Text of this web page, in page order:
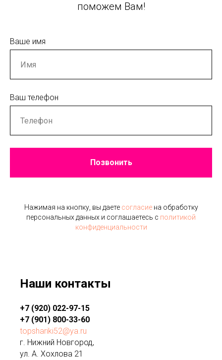
поможем Вам!
Ваше имя
Ваш телефон
Позвонить
Нажимая на кнопку, вы даете согласиена обработку
персональных данных и соглашаетесь c политикой
конфиденциальности
Наши контакты
+7 (920) 022-97-15
+7 (901) 800-33-60
topshariki52@ya.ru
г. Нижний Новгород,
ул. А. Хохлова 21